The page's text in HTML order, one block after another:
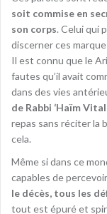
soit commise en
son corps. Celui qui
discerner ces
Il est connu que le
fautes qu’il avait
dans des vies
de Rabbi ‘Haïm Vital
repas sans réciter la
cela.
Même si dans ce
capables de
le décès, tous les
tout est épuré et